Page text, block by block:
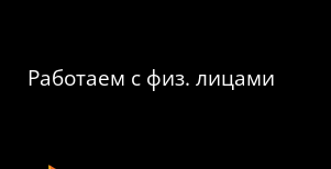
Работаем с физ. лицами